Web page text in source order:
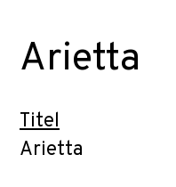
Arietta
Titel
Arietta